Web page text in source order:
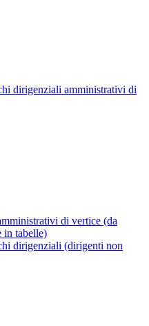
dirigenziali amministrativi di
di vertice (da
in tabelle)
dirigenziali (dirigenti non